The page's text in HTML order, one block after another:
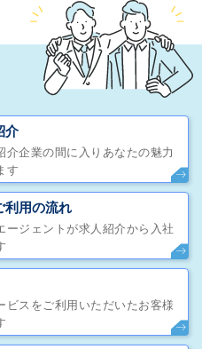
介
介企業の間に入りあなたの魅力
す
利用の流れ
ージェントが求人紹介から入社
ビスをご利用いただいたお客様